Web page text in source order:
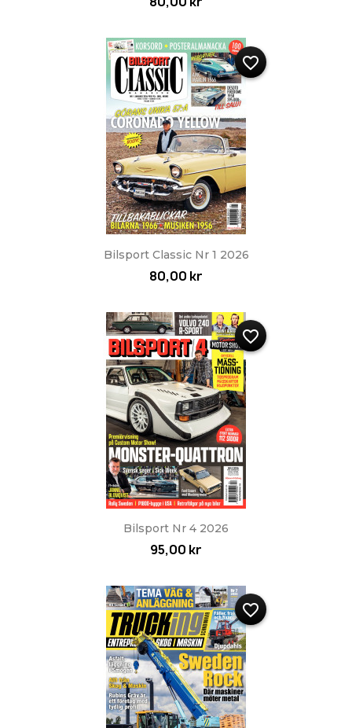
Bilsport Classic Nr 1 2026
80,00 kr
favorite_border
Bilsport Nr 4 2026
95,00 kr
favorite_border
favorite_border